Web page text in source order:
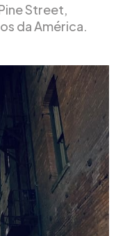
Street,
da América.